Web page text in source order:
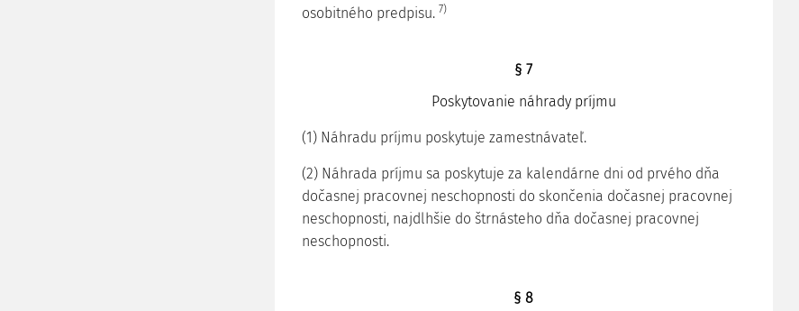
osobitného predpisu. 7)
§ 7
Poskytovanie náhrady príjmu
(1) Náhradu príjmu poskytuje zamestnávateľ.
(2) Náhrada príjmu sa poskytuje za kalendárne dni od prvého dňa
dočasnej pracovnej neschopnosti do skončenia dočasnej pracovnej
neschopnosti, najdlhšie do štrnásteho dňa dočasnej pracovnej
neschopnosti.
§ 8